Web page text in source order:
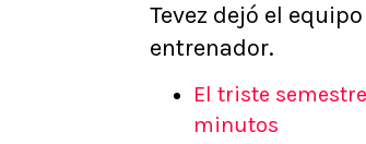
Tevez dejó el
entrenador.
El triste
minutos